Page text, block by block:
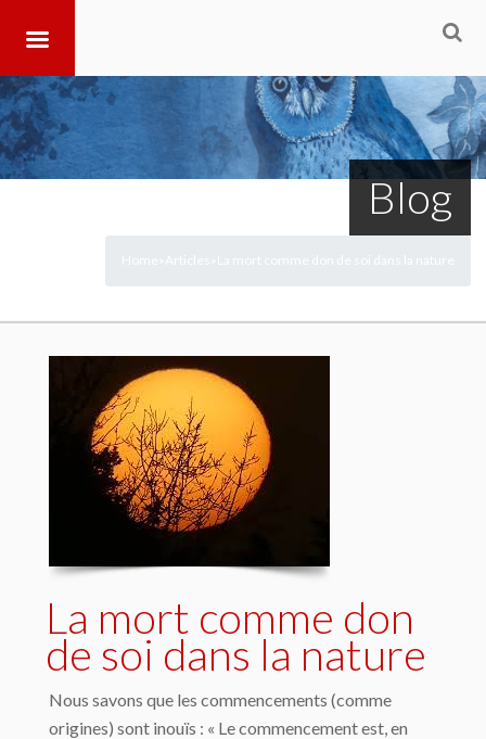
Blog
La mort comme don
de soi dans la nature
Nous savons que les commencements (comme
origines) sont inouïs : « Le commencement est, en